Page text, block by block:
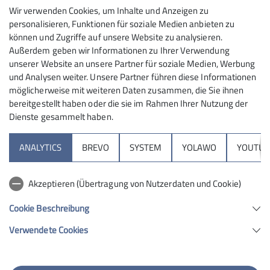
Maximale Teilnehmeranzahl
13
Programm
DAV
91126 Schwabach
Wir verwenden Cookies, um Inhalte und Anzeigen zu
personalisieren, Funktionen für soziale Medien anbieten zu
können und Zugriffe auf unsere Website zu analysieren.
Außerdem geben wir Informationen zu Ihrer Verwendung
unserer Website an unsere Partner für soziale Medien, Werbung
und Analysen weiter. Unsere Partner führen diese Informationen
möglicherweise mit weiteren Daten zusammen, die Sie ihnen
bereitgestellt haben oder die sie im Rahmen Ihrer Nutzung der
Dienste gesammelt haben.
ANALYTICS BREVO SYSTEM YOLAWO
Akzeptieren (Übertragung von Nutzerdaten und Cookie)
Cookie Beschreibung
Verwendete Cookies